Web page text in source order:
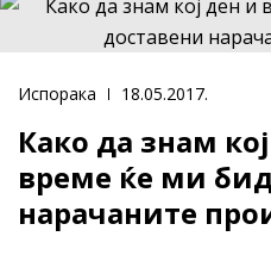
Испорака 18.05.2017.
Како да знам
време ќе ми
нарачаните